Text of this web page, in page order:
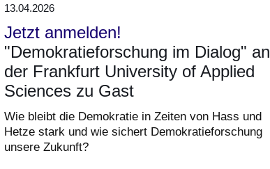
13.04.2026
Jetzt anmelden!
"Demokratieforschung im Dialog" an
der Frankfurt University of Applied
Sciences zu Gast
Wie bleibt die Demokratie in Zeiten von Hass und
Hetze stark und wie sichert Demokratieforschung
unsere Zukunft?